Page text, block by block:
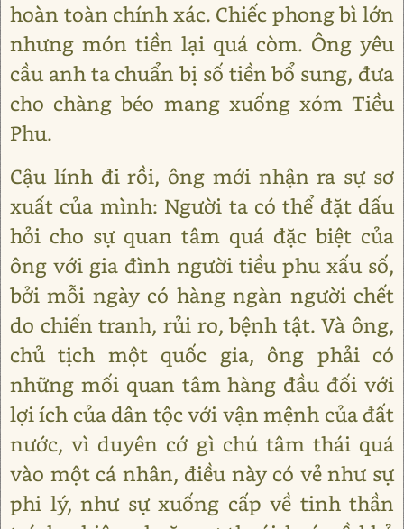
hoàn toàn chính xác. Chiếc phong bì lớn
nhưng món tiền lại quá còm. Ông yêu
cầu anh ta chuẩn bị số tiền bổ sung, đưa
cho chàng béo mang xuống xóm Tiều
Phu.
Cậu lính đi rồi, ông mới nhận ra sự sơ
xuất của mình: Người ta có thể đặt dấu
hỏi cho sự quan tâm quá đặc biệt của
ông với gia đình người tiều phu xấu số,
bởi mỗi ngày có hàng ngàn người chết
do chiến tranh, rủi ro, bệnh tật. Và ông,
chủ tịch một quốc gia, ông phải có
những mối quan tâm hàng đầu đối với
lợi ích của dân tộc với vận mệnh của đất
nước, vì duyên cớ gì chú tâm thái quá
vào một cá nhân, điều này có vẻ như sự
phi lý, như sự xuống cấp về tinh thần